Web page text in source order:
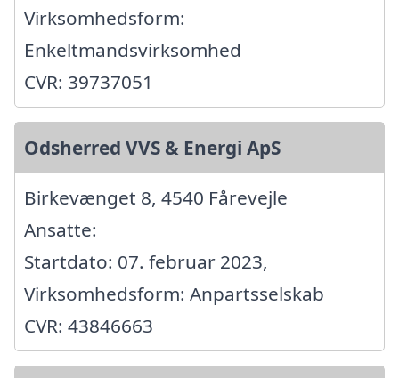
Virksomhedsform:
Enkeltmandsvirksomhed
CVR: 39737051
Odsherred VVS & Energi ApS
Birkevænget 8, 4540 Fårevejle
Ansatte:
Startdato: 07. februar 2023,
Virksomhedsform: Anpartsselskab
CVR: 43846663